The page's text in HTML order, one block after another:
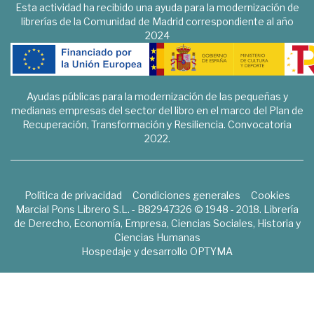
Esta actividad ha recibido una ayuda para la modernización de
librerías de la Comunidad de Madrid correspondiente al año
2024
Ayudas públicas para la modernización de las pequeñas y
medianas empresas del sector del libro en el marco del Plan de
Recuperación, Transformación y Resiliencia. Convocatoria
2022.
Política de privacidad Condiciones generales
Cookies
Marcial Pons Librero S.L. - B82947326 © 1948 - 2018. Librería
de Derecho, Economía, Empresa, Ciencias Sociales, Historia y
Ciencias Humanas
Hospedaje y desarrollo OPTYMA